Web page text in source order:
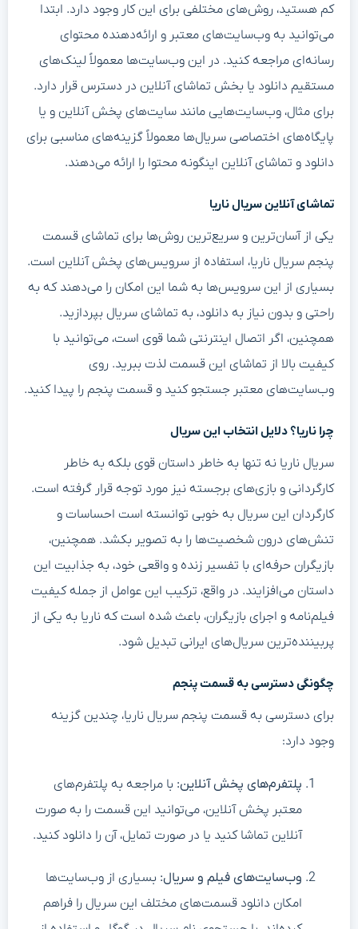
کم هستید، روش‌های مختلفی برای این کار وجود دارد. ابتدا
می‌توانید به وب‌سایت‌های معتبر و ارائه‌دهنده محتوای
رسانه‌ای مراجعه کنید. در این وب‌سایت‌ها معمولاً لینک‌های
مستقیم دانلود یا بخش تماشای آنلاین در دسترس قرار دارد.
برای مثال، وب‌سایت‌هایی مانند سایت‌های پخش آنلاین و یا
پایگاه‌های اختصاصی سریال‌ها معمولاً گزینه‌های مناسبی برای
دانلود و تماشای آنلاین اینگونه محتوا را ارائه می‌دهند.
تماشای آنلاین سریال ناریا
یکی از آسان‌ترین و سریع‌ترین روش‌ها برای تماشای قسمت
پنجم سریال ناریا، استفاده از سرویس‌های پخش آنلاین است.
بسیاری از این سرویس‌ها به شما این امکان را می‌دهند که به
راحتی و بدون نیاز به دانلود، به تماشای سریال بپردازید.
همچنین، اگر اتصال اینترنتی شما قوی است، می‌توانید با
کیفیت بالا از تماشای این قسمت لذت ببرید. روی
وب‌سایت‌های معتبر جستجو کنید و قسمت پنجم را پیدا کنید.
چرا ناریا؟ دلایل انتخاب این سریال
سریال ناریا نه تنها به خاطر داستان قوی بلکه به خاطر
کارگردانی و بازی‌های برجسته نیز مورد توجه قرار گرفته است.
کارگردان این سریال به خوبی توانسته است احساسات و
تنش‌های درون شخصیت‌ها را به تصویر بکشد. همچنین،
بازیگران حرفه‌ای با تفسیر زنده و واقعی خود، به جذابیت این
داستان می‌افزایند. در واقع، ترکیب این عوامل از جمله کیفیت
فیلم‌نامه و اجرای بازیگران، باعث شده است که ناریا به یکی از
پربیننده‌ترین سریال‌های ایرانی تبدیل شود.
چگونگی دسترسی به قسمت پنجم
برای دسترسی به قسمت پنجم سریال ناریا، چندین گزینه
وجود دارد:
پلتفرم‌های پخش آنلاین: با مراجعه به پلتفرم‌های
معتبر پخش آنلاین، می‌توانید این قسمت را به صورت
آنلاین تماشا کنید یا در صورت تمایل، آن را دانلود کنید.
وب‌سایت‌های فیلم و سریال: بسیاری از وب‌سایت‌ها
امکان دانلود قسمت‌های مختلف این سریال را فراهم